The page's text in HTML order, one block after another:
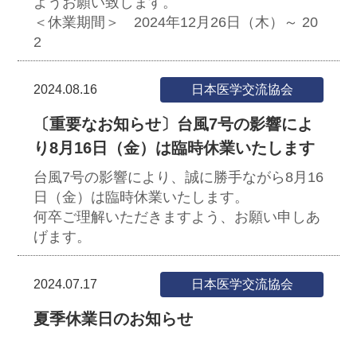
＜休業期間＞ 2024年12月26日（木）～ 20
2
2024.08.16 日本医学交流協会
〔重要なお知らせ〕台風7号の影響によ
り8月16日（金）は臨時休業いたします
台風7号の影響により、誠に勝手ながら8月16
日（金）は臨時休業いたします。
何卒ご理解いただきますよう、お願い申しあ
げます。
2024.07.17 日本医学交流協会
夏季休業日のお知らせ